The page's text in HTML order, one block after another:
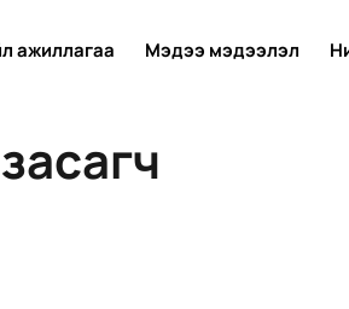
ажиллагаа Мэдээ мэдээлэл